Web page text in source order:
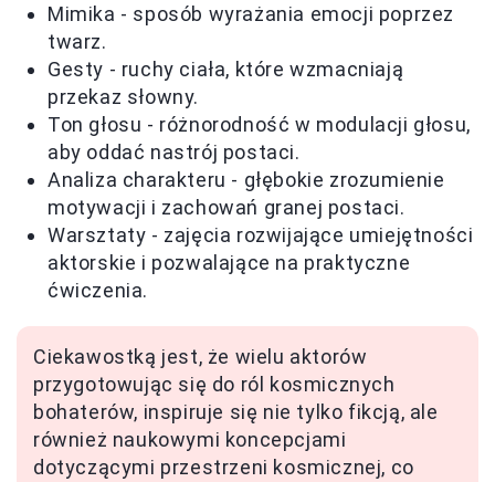
Mimika - sposób wyrażania emocji poprzez
twarz.
Gesty - ruchy ciała, które wzmacniają
przekaz słowny.
Ton głosu - różnorodność w modulacji głosu,
aby oddać nastrój postaci.
Analiza charakteru - głębokie zrozumienie
motywacji i zachowań granej postaci.
Warsztaty - zajęcia rozwijające umiejętności
aktorskie i pozwalające na praktyczne
ćwiczenia.
Ciekawostką jest, że wielu aktorów
przygotowując się do ról kosmicznych
bohaterów, inspiruje się nie tylko fikcją, ale
również naukowymi koncepcjami
dotyczącymi przestrzeni kosmicznej, co